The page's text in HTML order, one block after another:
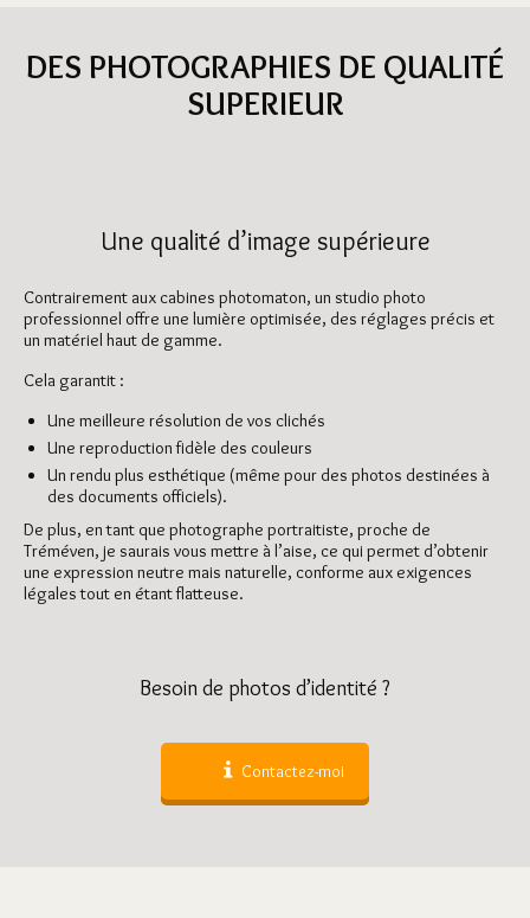
DES PHOTOGRAPHIES DE QUALITÉ
SUPERIEUR
Une qualité d’image supérieure
Contrairement aux cabines photomaton, un studio photo
professionnel offre une lumière optimisée, des réglages précis et
un matériel haut de gamme.
Cela garantit :
Une meilleure résolution de vos clichés
Une reproduction fidèle des couleurs
Un rendu plus esthétique (même pour des photos destinées à
des documents officiels).
De plus, en tant que photographe portraitiste, proche de
Tréméven, je saurais vous mettre à l’aise, ce qui permet d’obtenir
une expression neutre mais naturelle, conforme aux exigences
légales tout en étant flatteuse.
Besoin de photos d’identité ?
Contactez-moi